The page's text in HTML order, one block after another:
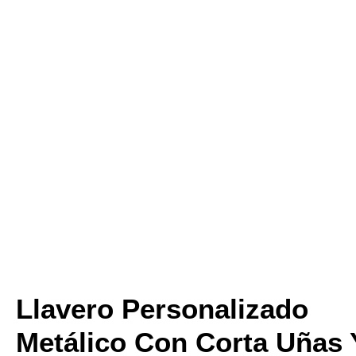
Llavero Personalizado
Metálico Con Corta Uñas